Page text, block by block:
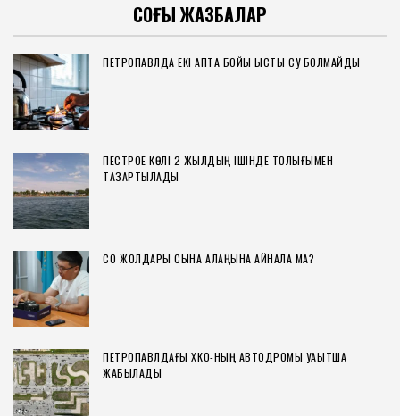
СОҢҒЫ ЖАЗБАЛАР
ПЕТРОПАВЛДА ЕКІ АПТА БОЙЫ ЫСТЫҚ СУ БОЛМАЙДЫ
ПЕСТРОЕ КӨЛІ 2 ЖЫЛДЫҢ ІШІНДЕ ТОЛЫҒЫМЕН
ТАЗАРТЫЛАДЫ
СҚО ЖОЛДАРЫ СЫНАҚ АЛАҢЫНА АЙНАЛА МА?
ПЕТРОПАВЛДАҒЫ ХҚКО-НЫҢ АВТОДРОМЫ УАҚЫТША
ЖАБЫЛАДЫ